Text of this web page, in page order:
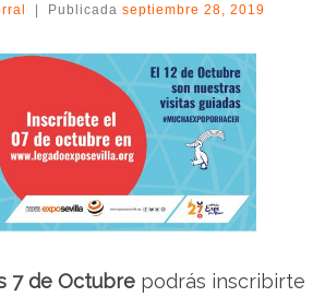
| Publicada septiembre 28, 2019
7 de Octubre podrás inscribirte